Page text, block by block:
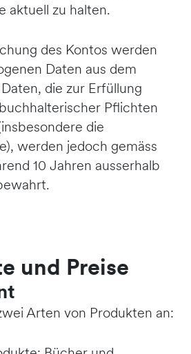
aktuell zu halten.
des Kontos werden
Daten aus dem
die zur Erfüllung
Pflichten
die
werden jedoch gemäss
10 Jahren ausserhalb
und Preise
Arten von Produkten an: